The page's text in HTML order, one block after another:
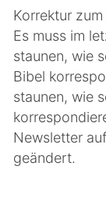
Korrektur
Es muss im
staunen, wie
Bibel
staunen, wie
Newsletter
geändert.